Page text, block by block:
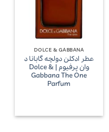
DOLCE & GABBANA
عطر ادکلن دولچه گابانا د
وان پرفیوم | Dolce &
Gabbana The One
Parfum